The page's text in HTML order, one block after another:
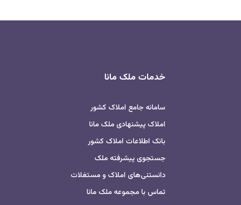
خدمات ملک مانا
سامانه جامع املاک کشور
املاک پیشنهادی ملک مانا
بانک اطلاعات املاک کشور
جستجوی پیشرفته ملک
دانستنی‌های املاک و مستغلات
تماس با مجموعه ملک مانا